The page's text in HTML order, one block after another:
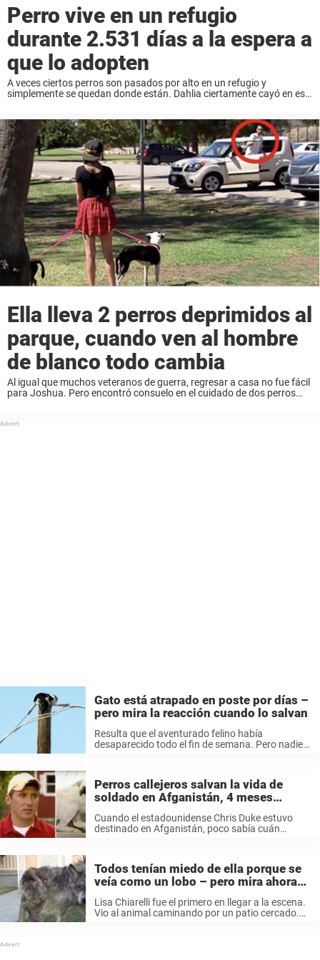
Perro vive en un refugio
durante 2.531 días a la espera a
que lo adopten
A veces ciertos perros son pasados por alto en un refugio y
simplemente se quedan donde están. Dahlia ciertamente cayó en ese
Ella lleva 2 perros deprimidos al
parque, cuando ven al hombre
de blanco todo cambia
Al igual que muchos veteranos de guerra, regresar a casa no fue fácil
para Joshua. Pero encontró consuelo en el cuidado de dos perros
Gato está atrapado en poste por días –
pero mira la reacción cuando lo salvan
Resulta que el aventurado felino había
desaparecido todo el fin de semana. Pero nadie
Perros callejeros salvan la vida de
soldado en Afganistán, 4 meses
del mundo
Cuando el estadounidense Chris Duke estuvo
destinado en Afganistán, poco sabía cuán
Todos tenían miedo de ella porque se
veía como un lobo – pero mira ahora
Lisa Chiarelli fue el primero en llegar a la escena.
Vio al animal caminando por un patio cercado.